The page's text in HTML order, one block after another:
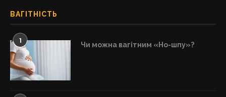
ВАГІТНІСТЬ
1 Чи можна вагітним «Но-шпу»?